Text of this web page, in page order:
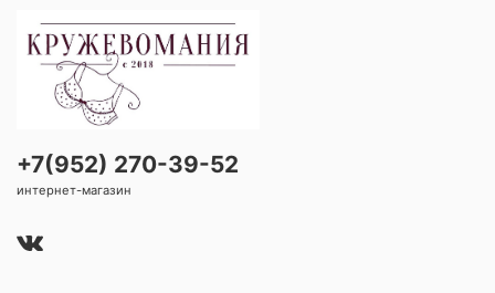
+7(952) 270-39-52
интернет-магазин